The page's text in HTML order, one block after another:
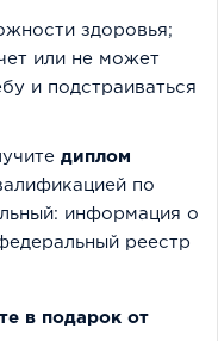
здоровья;
или не может
и подстраиваться
диплом
по
информация о
реестр
в подарок от